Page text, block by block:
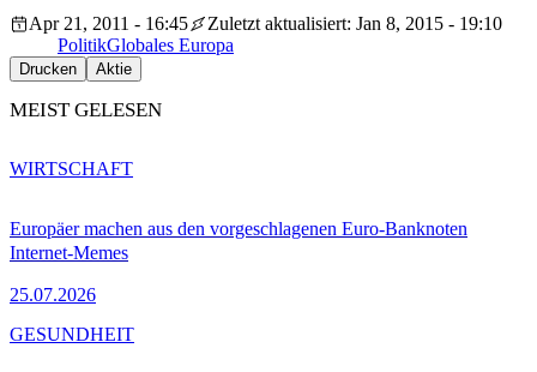
Apr 21, 2011 - 16:45
Zuletzt aktualisiert: Jan 8, 2015 - 19:10
PolitikGlobales Europa
Drucken Aktie
MEIST GELESEN
Europäer machen aus den vorgeschlagenen Euro-Banknoten
Internet-Memes
25.07.2026
WIRTSCHAFT
GESUNDHEIT